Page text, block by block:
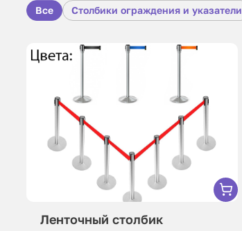
Все Столбики ограждения и указатели
Ленточный столбик